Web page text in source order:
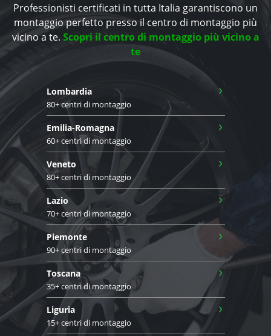
Professionisti certificati in tutta Italia garantiscono un
montaggio perfetto presso il centro di montaggio più
vicino a te. Scopri il centro di montaggio più vicino a
te
Lombardia
80+ centri di montaggio
›
Emilia-Romagna
60+ centri di montaggio
›
Veneto
80+ centri di montaggio
›
Lazio
70+ centri di montaggio
›
Piemonte
90+ centri di montaggio
›
Toscana
35+ centri di montaggio
›
Liguria
15+ centri di montaggio
›